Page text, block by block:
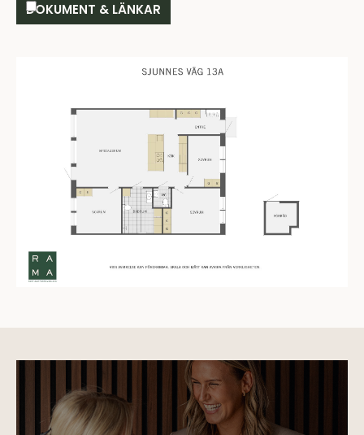
DOKUMENT & LÄNKAR